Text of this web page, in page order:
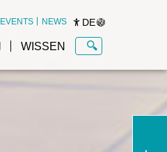
EVENTS NEWS DE
WISSEN